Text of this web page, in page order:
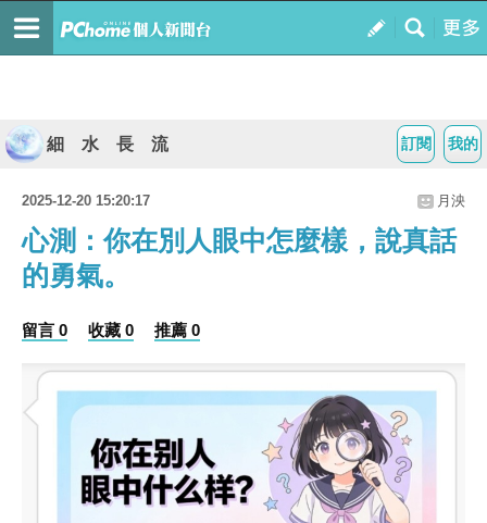
我的
訂閱
細 水 長 流
2025-12-20 15:20:17 月泱
心測：你在別人眼中怎麼樣，說真話
的勇氣。
留言 0 收藏 0 推薦 0